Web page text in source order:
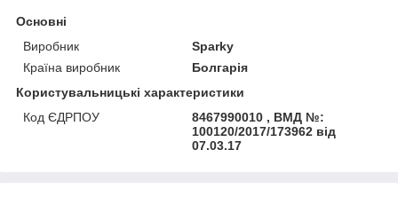
Основні
Виробник
Sparky
Країна виробник
Болгарія
Користувальницькі характеристики
Код ЄДРПОУ
8467990010 , ВМД №:
100120/2017/173962 від
07.03.17